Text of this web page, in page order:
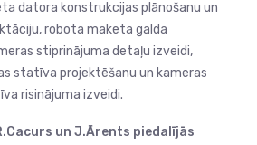
datora konstrukcijas plānošanu un
robota maketa galda
stiprinājuma detaļu izveidi,
statīva projektēšanu un kameras
risinājuma izveidi.
un J.Ārents piedalījās